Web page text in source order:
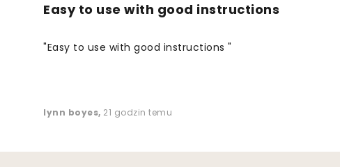
Easy to use with good instructions
"Easy to use with good instructions "
lynn boyes, 21 godzin temu